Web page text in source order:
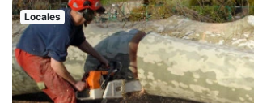
Locales